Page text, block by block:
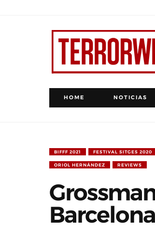
HOME NOTICIAS
BIFFF 2021 FESTIVAL SITGES 2020
ORIOL HERNÁNDEZ REVIEWS